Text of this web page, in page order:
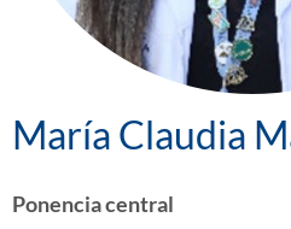
María Claudia
Ponencia central